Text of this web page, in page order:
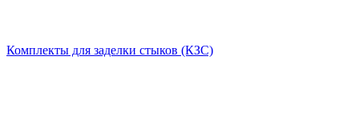
Комплекты для заделки стыков (КЗС)